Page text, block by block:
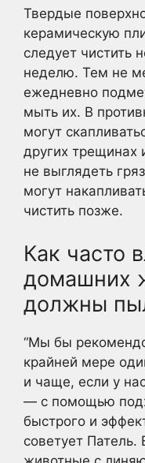
Твердые
керамическую
следует чистить
неделю. Тем не
ежедневно
мыть их. В
могут
других трещинах
не выглядеть
могут
чистить позже.
Как часто
домашних
должны
“Мы бы
крайней мере
и чаще, если у
— с помощью
быстрого и
советует